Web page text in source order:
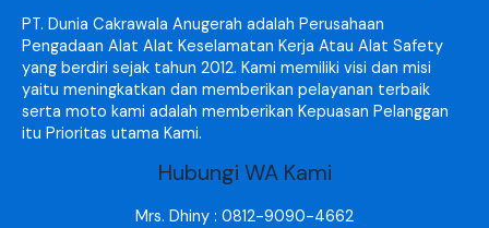
PT. Dunia Cakrawala Anugerah adalah Perusahaan
Pengadaan Alat Alat Keselamatan Kerja Atau Alat Safety
yang berdiri sejak tahun 2012. Kami memiliki visi dan misi
yaitu meningkatkan dan memberikan pelayanan terbaik
serta moto kami adalah memberikan Kepuasan Pelanggan
itu Prioritas utama Kami.
Hubungi WA Kami
Mrs. Dhiny : 0812-9090-4662